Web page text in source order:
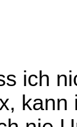
ich